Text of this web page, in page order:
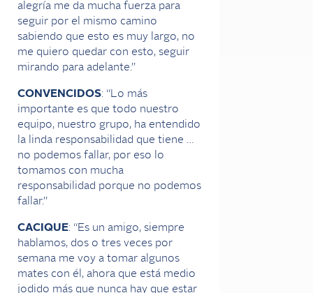
alegría me da mucha fuerza para
seguir por el mismo camino
sabiendo que esto es muy largo, no
me quiero quedar con esto, seguir
mirando para adelante.”
CONVENCIDOS: “Lo más
importante es que todo nuestro
equipo, nuestro grupo, ha entendido
la linda responsabilidad que tiene …
no podemos fallar, por eso lo
tomamos con mucha
responsabilidad porque no podemos
fallar.”
CACIQUE: “Es un amigo, siempre
hablamos, dos o tres veces por
semana me voy a tomar algunos
mates con él, ahora que está medio
jodido más que nunca hay que estar